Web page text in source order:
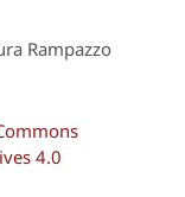
Rampazzo
4.0